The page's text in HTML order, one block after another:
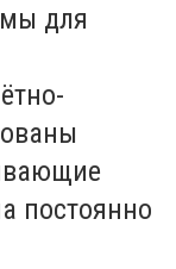
для
постоянно